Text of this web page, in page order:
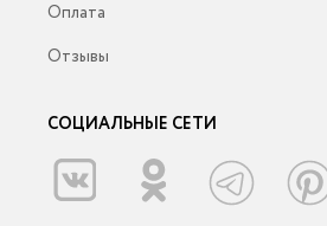
Оплата
Отзывы
СОЦИАЛЬНЫЕ СЕТИ